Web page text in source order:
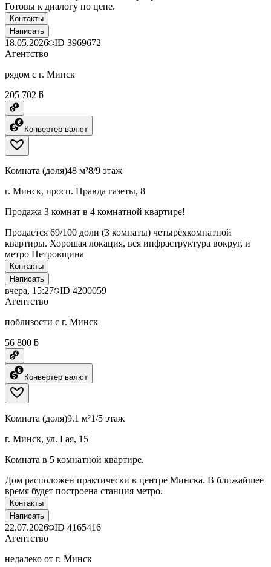
Готовы к диалогу по цене.
Контакты
Написать
18.05.2026 ID 3969672
Агентство
рядом с г. Минск
205 702 ƃ
Конвертер валют
Комната (доля)48 м²8/9 этаж
г. Минск, просп. Правда газеты, 8
Продажа 3 комнат в 4 комнатной квартире!
Продается 69/100 доли (3 комнаты) четырёхкомнатной
квартиры. Хорошая локация, вся инфраструктура вокруг, и
метро Петровщина
Контакты
Написать
вчера, 15:27 ID 4200059
Агентство
поблизости с г. Минск
56 800 ƃ
Конвертер валют
Комната (доля)9.1 м²1/5 этаж
г. Минск, ул. Гая, 15
Комната в 5 комнатной квартире.
Дом расположен практически в центре Минска. В ближайшее
время будет построена станция метро.
Контакты
Написать
22.07.2026 ID 4165416
Агентство
недалеко от г. Минск